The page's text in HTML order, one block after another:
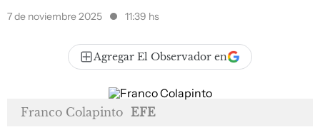
7 de noviembre 2025 11:39 hs
Agregar El Observador en
Franco Colapinto EFE